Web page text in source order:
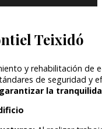
Teixidó
y rehabilitación de
de seguridad y
la